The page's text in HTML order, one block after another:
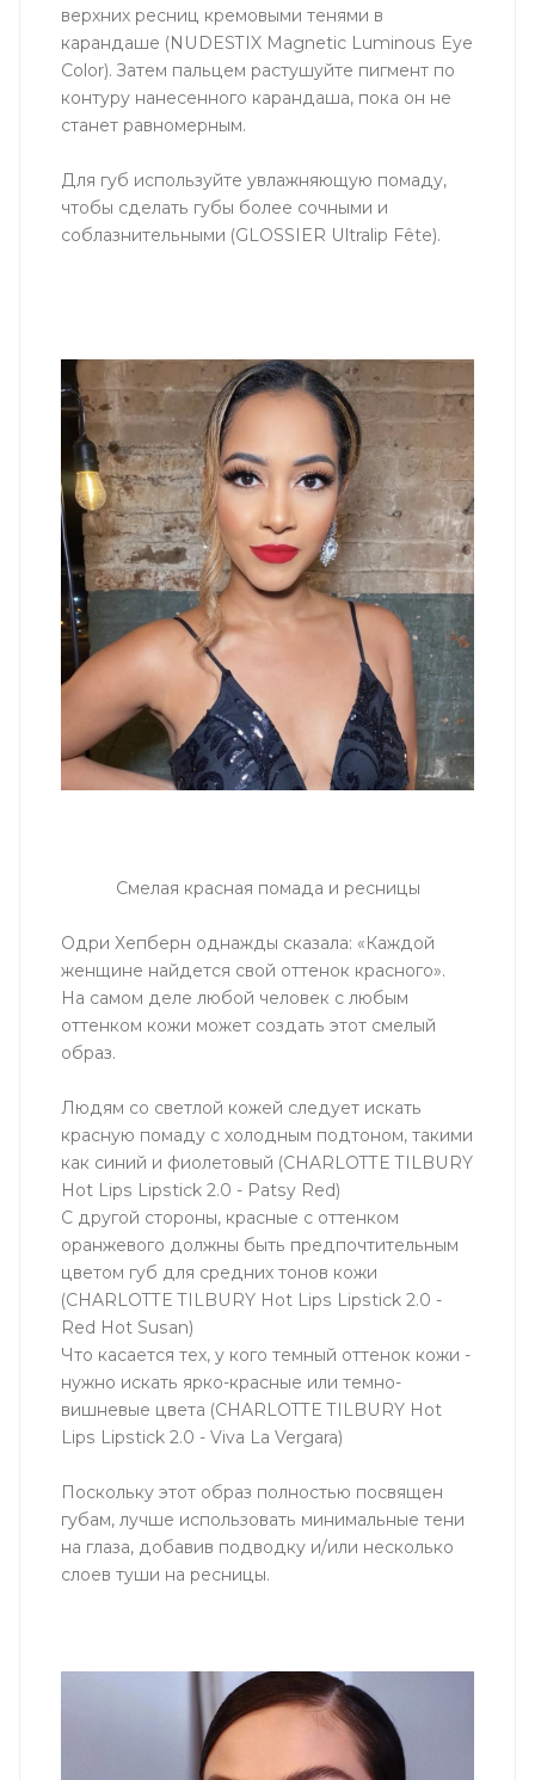
верхних ресниц кремовыми тенями в
карандаше (NUDESTIX Magnetic Luminous Eye
Color). Затем пальцем растушуйте пигмент по
контуру нанесенного карандаша, пока он не
станет равномерным.
Для губ используйте увлажняющую помаду,
чтобы сделать губы более сочными и
соблазнительными (GLOSSIER Ultralip Fête).
Смелая красная помада и ресницы
Одри Хепберн однажды сказала: «Каждой
женщине найдется свой оттенок красного».
На самом деле любой человек с любым
оттенком кожи может создать этот смелый
образ.
Людям со светлой кожей следует искать
красную помаду с холодным подтоном, такими
как синий и фиолетовый (CHARLOTTE TILBURY
Hot Lips Lipstick 2.0 - Patsy Red)
С другой стороны, красные с оттенком
оранжевого должны быть предпочтительным
цветом губ для средних тонов кожи
(CHARLOTTE TILBURY Hot Lips Lipstick 2.0 -
Red Hot Susan)
Что касается тех, у кого темный оттенок кожи -
нужно искать ярко-красные или темно-
вишневые цвета (CHARLOTTE TILBURY Hot
Lips Lipstick 2.0 - Viva La Vergara)
Поскольку этот образ полностью посвящен
губам, лучше использовать минимальные тени
на глаза, добавив подводку и/или несколько
слоев туши на ресницы.